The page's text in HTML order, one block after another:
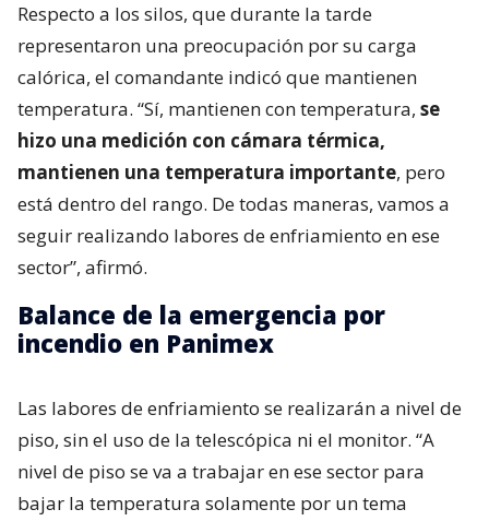
Respecto a los silos, que durante la tarde
representaron una preocupación por su carga
calórica, el comandante indicó que mantienen
temperatura. “Sí, mantienen con temperatura, se
hizo una medición con cámara térmica,
mantienen una temperatura importante, pero
está dentro del rango. De todas maneras, vamos a
seguir realizando labores de enfriamiento en ese
sector”, afirmó.
Balance de la emergencia por
incendio en Panimex
Las labores de enfriamiento se realizarán a nivel de
piso, sin el uso de la telescópica ni el monitor. “A
nivel de piso se va a trabajar en ese sector para
bajar la temperatura solamente por un tema